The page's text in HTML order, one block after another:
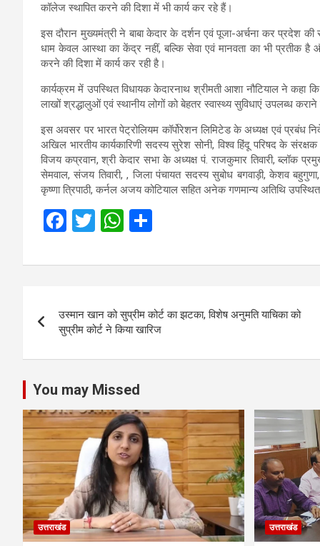
कॉलेज स्थापित करने की दिशा में भी कार्य कर रहे हैं।
इस दौरान मुख्यमंत्री ने बाबा केदार के दर्शन एवं पूजा-अर्चना कर प्रदेश
धाम केवल आस्था का केंद्र नहीं, बल्कि सेवा एवं मानवता का भी प्रतीक
करने की दिशा में कार्य कर रही है।
कार्यक्रम में उपस्थित विधायक केदारनाथ श्रीमती आशा नौटियाल ने कहा
लाखों श्रद्धालुओं एवं स्थानीय लोगों को बेहतर स्वास्थ्य सुविधाएं उपलब्ध कराने
इस अवसर पर भारत पेट्रोलियम कॉर्पोरेशन लिमिटेड के अध्यक्ष एवं प्रबंध
अखिल भारतीय कार्यकारिणी सदस्य सुरेश सोनी, विश्व हिंदू परिषद के संरक्षक
विजय कप्रवान, श्री केदार सभा के अध्यक्ष पं. राजकुमार तिवारी,
सेमवाल, संजय तिवारी, , जिला पंचायत सदस्य सुबोध बगवाड़ी, केशव बहुगुणा,
कृष्णा त्रिपाठी, कर्नल अजय कोटियाल सहित अनेक गणमान्य अतिथि
F
ce
o
o
k
T
tt
W
at
A
p
p
ar
navigation
उस्मान खान को सुप्रीम कोर्ट का झटका, विशेष अनुमति याचिका को
सुप्रीम कोर्ट ने किया खारिज
You may Missed
उत्तराखंड उत्तराखंड